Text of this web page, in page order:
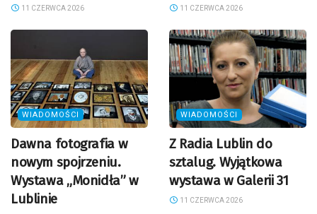
11 CZERWCA 2026 11 CZERWCA 2026
WIADOMOŚCI
Dawna fotografia w
nowym spojrzeniu.
Wystawa „Monidła” w
Lublinie
WIADOMOŚCI
Z Radia Lublin do
sztalug. Wyjątkowa
wystawa w Galerii 31
11 CZERWCA 2026